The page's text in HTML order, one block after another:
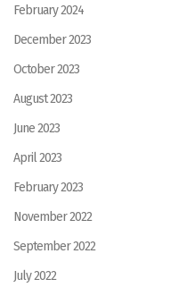
February 2024
December 2023
October 2023
August 2023
June 2023
April 2023
February 2023
November 2022
September 2022
July 2022